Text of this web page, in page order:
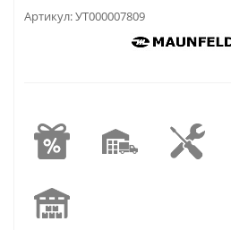
Артикул:УТ000007809